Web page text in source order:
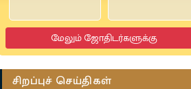
மேலும் ஜோதிடர்களுக்கு
சிறப்புச் செய்திகள்